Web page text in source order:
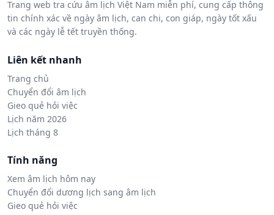
Trang web tra cứu âm lịch Việt Nam miễn phí, cung cấp thông
tin chính xác về ngày âm lịch, can chi, con giáp, ngày tốt xấu
và các ngày lễ tết truyền thống.
Liên kết nhanh
Trang chủ
Chuyển đổi âm lịch
Gieo quẻ hỏi việc
Lịch năm 2026
Lịch tháng 8
Tính năng
Xem âm lịch hôm nay
Chuyển đổi dương lịch sang âm lịch
Gieo quẻ hỏi việc